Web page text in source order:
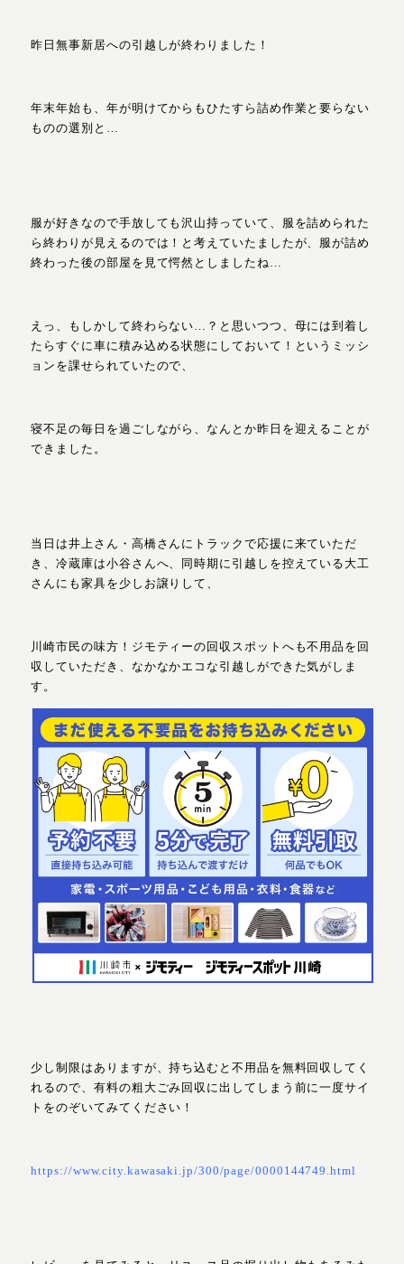
昨日無事新居への引越しが終わりました！
年末年始も、年が明けてからもひたすら詰め作業と要らない
ものの選別と…
服が好きなので手放しても沢山持っていて、服を詰められた
ら終わりが見えるのでは！と考えていたましたが、服が詰め
終わった後の部屋を見て愕然としましたね…
えっ、もしかして終わらない…？と思いつつ、母には到着し
たらすぐに車に積み込める状態にしておいて！というミッシ
ョンを課せられていたので、
寝不足の毎日を過ごしながら、なんとか昨日を迎えることが
できました。
当日は井上さん・高橋さんにトラックで応援に来ていただ
き、冷蔵庫は小谷さんへ、同時期に引越しを控えている大工
さんにも家具を少しお譲りして、
川崎市民の味方！ジモティーの回収スポットへも不用品を回
収していただき、なかなかエコな引越しができた気がしま
す。
少し制限はありますが、持ち込むと不用品を無料回収してく
れるので、有料の粗大ごみ回収に出してしまう前に一度サイ
トをのぞいてみてください！
https://www.city.kawasaki.jp/300/page/0000144749.html